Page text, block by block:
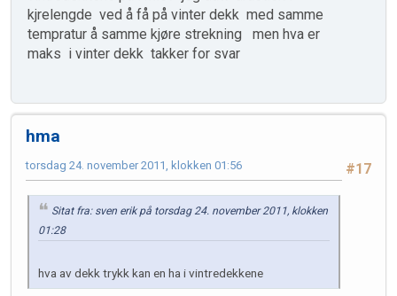
kjrelengde ved å få på vinter dekk med samme
tempratur å samme kjøre strekning men hva er
maks i vinter dekk takker for svar
hma
#17
torsdag 24. november 2011, klokken 01:56
Sitat fra: sven erik på torsdag 24. november 2011, klokken
01:28
hva av dekk trykk kan en ha i vintredekkene